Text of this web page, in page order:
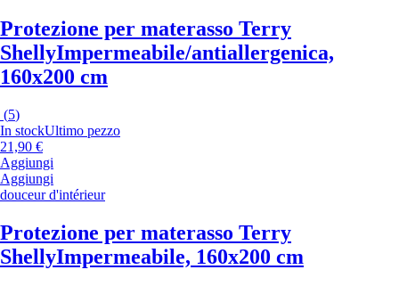
Protezione per materasso Terry
ShellyImpermeabile/antiallergenica,
160x200 cm
(5)
In stockUltimo pezzo
21,90 €
Aggiungi
Aggiungi
douceur d'intérieur
Protezione per materasso Terry
ShellyImpermeabile, 160x200 cm